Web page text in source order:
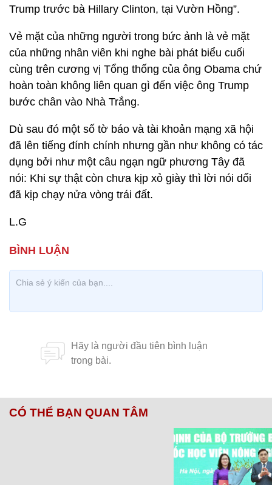
Trump trước bà Hillary Clinton, tại Vườn Hồng”.
Vẻ mặt của những người trong bức ảnh là vẻ mặt
của những nhân viên khi nghe bài phát biểu cuối
cùng trên cương vị Tổng thống của ông Obama chứ
hoàn toàn không liên quan gì đến việc ông Trump
bước chân vào Nhà Trắng.
Dù sau đó một số tờ báo và tài khoản mạng xã hội
đã lên tiếng đính chính nhưng gần như không có tác
dụng bởi như một câu ngạn ngữ phương Tây đã
nói: Khi sự thật còn chưa kịp xỏ giày thì lời nói dối
đã kịp chạy nửa vòng trái đất.
L.G
CÓ THỂ BẠN QUAN TÂM